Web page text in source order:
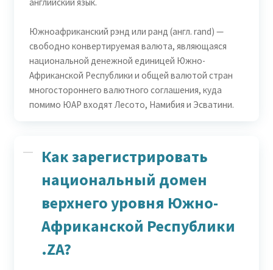
английский язык.
Южноафриканский рэнд или ранд (англ. rand) —
свободно конвертируемая валюта, являющаяся
национальной денежной единицей Южно-
Африканской Республики и общей валютой стран
многостороннего валютного соглашения, куда
помимо ЮАР входят Лесото, Намибия и Эсватини.
Как зарегистрировать
национальный домен
верхнего уровня Южно-
Африканской Республики
.ZA?